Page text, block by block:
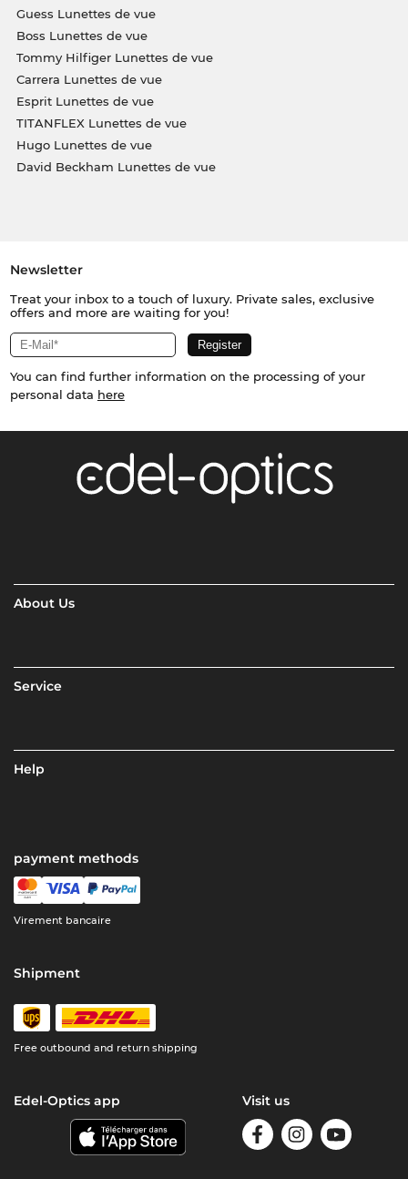
Guess Lunettes de vue
Boss Lunettes de vue
Tommy Hilfiger Lunettes de vue
Carrera Lunettes de vue
Esprit Lunettes de vue
TITANFLEX Lunettes de vue
Hugo Lunettes de vue
David Beckham Lunettes de vue
Newsletter
Treat your inbox to a touch of luxury. Private sales, exclusive
offers and more are waiting for you!
You can find further information on the processing of your
personal data here
About Us
Service
Help
payment methods
Virement bancaire
Shipment
Free outbound and return shipping
Edel-Optics app Visit us